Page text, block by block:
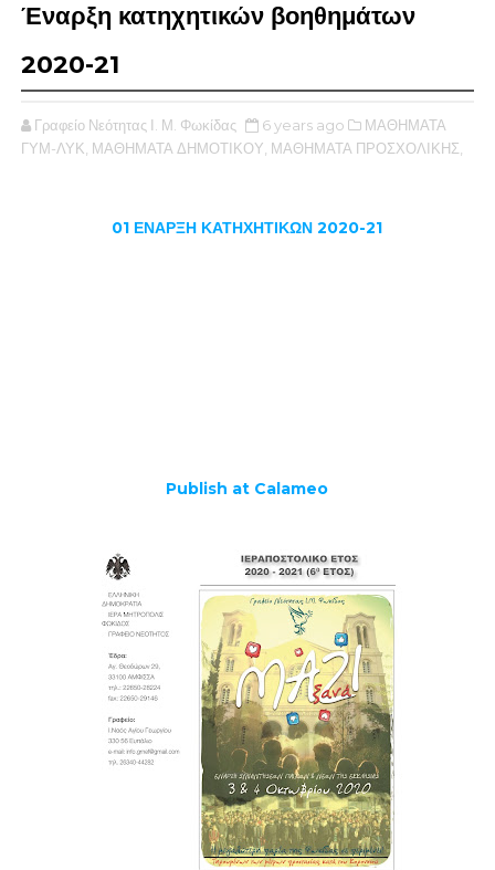
Έναρξη κατηχητικών βοηθημάτων
2020-21
Γραφείο Νεότητας Ι. Μ. Φωκίδας 6 years ago
ΜΑΘΗΜΑΤΑ
ΓΥΜ-ΛΥΚ, ΜΑΘΗΜΑΤΑ ΔΗΜΟΤΙΚΟΥ, ΜΑΘΗΜΑΤΑ ΠΡΟΣΧΟΛΙΚΗΣ,
01 ΕΝΑΡΞΗ ΚΑΤΗΧΗΤΙΚΩΝ 2020-21
Publish at Calameo